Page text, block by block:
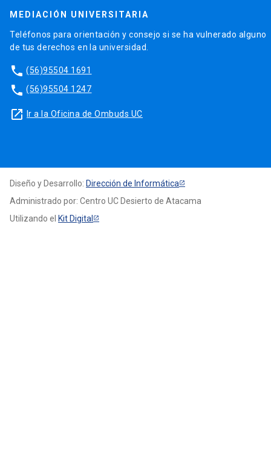
MEDIACIÓN UNIVERSITARIA
Teléfonos para orientación y consejo si se ha vulnerado alguno
de tus derechos en la universidad.
phone (56)95504 1691
phone (56)95504 1247
launch Ir a la Oficina de Ombuds UC
Diseño y Desarrollo: Dirección de Informática
Administrado por: Centro UC Desierto de Atacama
Utilizando el Kit Digital